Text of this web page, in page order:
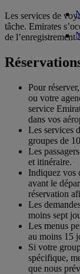
Les services de
tâche. Emirates
de l’enregistrement
Pour
ou votre
service
dans vos
Les services
groupes de
Les
et itinéraire.
Indiquez vos
avant le
réservation
Les
moins sept
Les menus
au moins 15
Si votre
spécifique,
que nous